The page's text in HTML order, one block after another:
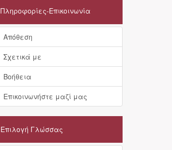
Πληροφορίες-Επικοινωνία
Απόθεση
Σχετικά με
Βοήθεια
Επικοινωνήστε μαζί μας
Επιλογή Γλώσσας